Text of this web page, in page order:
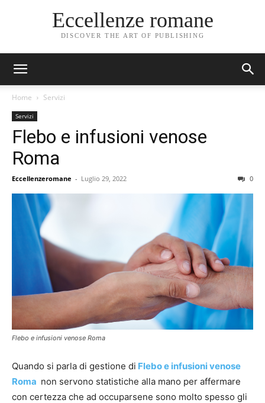
Eccellenze romane
DISCOVER THE ART OF PUBLISHING
Home Servizi
Servizi
Flebo e infusioni venose
Roma
Eccellenzeromane - Luglio 29, 2022 0
Flebo e infusioni venose Roma
Quando si parla di gestione di Flebo e infusioni venose
Roma non servono statistiche alla mano per affermare
con certezza che ad occuparsene sono molto spesso gli